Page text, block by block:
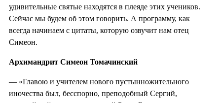
удивительные святые находятся в плеяде этих учеников.
Сейчас мы будем об этом говорить. А программу, как
всегда начинаем с цитаты, которую озвучит нам отец
Симеон.
Архимандрит Симеон Томачинский
— «Главою и учителем нового пустынножительного
иночества был, бесспорно, преподобный Сергий,